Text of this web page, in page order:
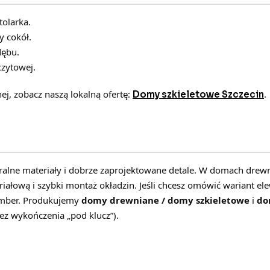
cokół.
zobacz naszą lokalną ofertę: Domy szkieletowe Szczecin.
materiały i dobrze zaprojektowane detale. W domach
i szybki montaż okładzin. Jeśli chcesz omówić wariant
Produkujemy domy drewniane / domy szkieletowe i
wykończenia „pod klucz”).